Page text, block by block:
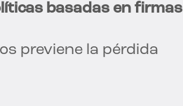
basadas en firmas
previene la pérdida